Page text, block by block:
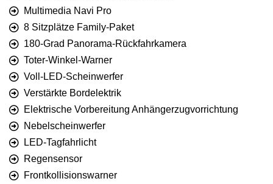
Multimedia Navi Pro
8 Sitzplätze Family-Paket
180-Grad Panorama-Rückfahrkamera
Toter-Winkel-Warner
Voll-LED-Scheinwerfer
Verstärkte Bordelektrik
Elektrische Vorbereitung Anhängerzugvorrichtung
Nebelscheinwerfer
LED-Tagfahrlicht
Regensensor
Frontkollisionswarner